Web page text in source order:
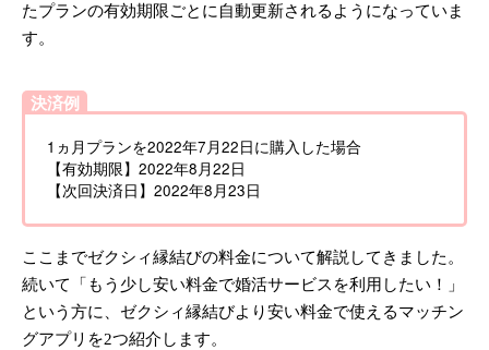
たプランの有効期限ごとに自動更新されるようになっていま
す。
決済例
1ヵ月プランを2022年7月22日に購入した場合
【有効期限】2022年8月22日
【次回決済日】2022年8月23日
ここまでゼクシィ縁結びの料金について解説してきました。
続いて「もう少し安い料金で婚活サービスを利用したい！」
という方に、ゼクシィ縁結びより安い料金で使えるマッチン
グアプリを2つ紹介します。